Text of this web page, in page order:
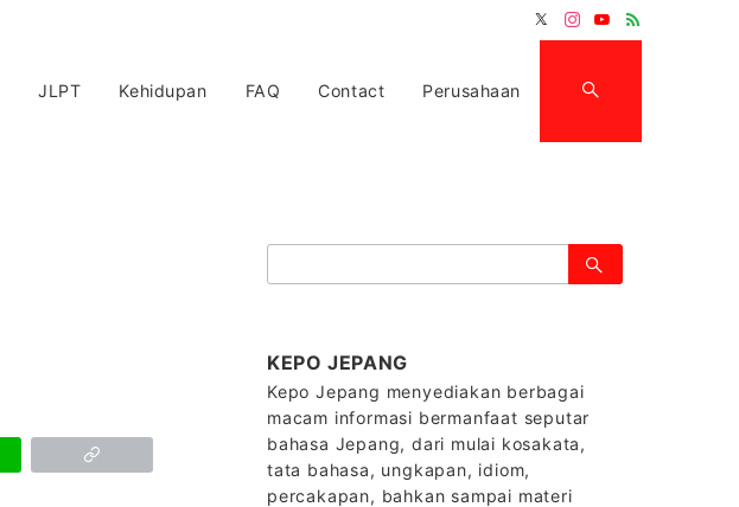
JLPT Kehidupan FAQ Contact Perusahaan
索：
KEPO JEPANG
Kepo Jepang menyediakan berbagai
macam informasi bermanfaat seputar
bahasa Jepang, dari mulai kosakata,
tata bahasa, ungkapan, idiom,
percakapan, bahkan sampai materi